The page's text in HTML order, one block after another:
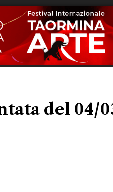
del 04/